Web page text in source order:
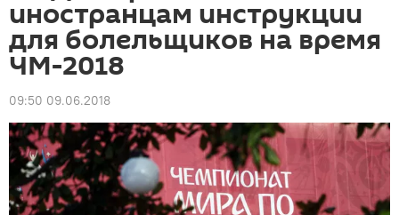
иностранцам инструкции
для болельщиков на время
ЧМ-2018
09:50 09.06.2018